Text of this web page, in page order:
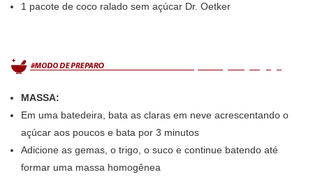
1 pacote de coco ralado sem açúcar Dr. Oetker
MASSA:
Em uma batedeira, bata as claras em neve acrescentando o
açúcar aos poucos e bata por 3 minutos
Adicione as gemas, o trigo, o suco e continue batendo até
formar uma massa homogênea